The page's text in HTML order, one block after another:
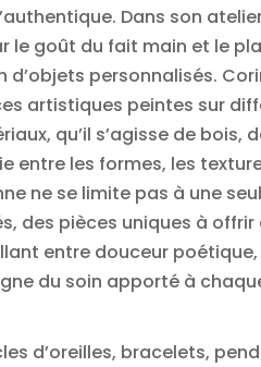
Dans son
goût du fait main et le
personnalisés.
artistiques peintes sur
qu’il s’agisse de bois,
entre les formes, les
ne se limite pas à une
pièces uniques à offrir
entre douceur
du soin apporté à
d’oreilles, bracelets,